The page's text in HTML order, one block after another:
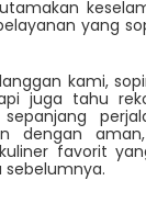
yang
kami,
juga tahu
dengan
favorit